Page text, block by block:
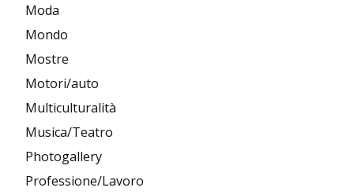
Moda
Mondo
Mostre
Motori/auto
Multiculturalità
Musica/Teatro
Photogallery
Professione/Lavoro